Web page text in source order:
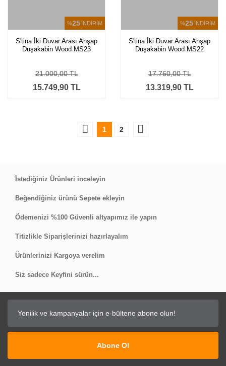
%25 İNDİRİM
S'tina İki Duvar Arası Ahşap
Duşakabin Wood MS23
15.749,90 TL
21.000,00 TL
%25 İNDİRİM
S'tina İki Duvar Arası Ahşap
Duşakabin Wood MS22
13.319,90 TL
17.760,00 TL
1 2
İstediğiniz Ürünleri inceleyin
Beğendiğiniz ürünü Sepete ekleyin
Ödemenizi %100 Güvenli altyapımız ile yapın
Titizlikle Siparişlerinizi hazırlayalım
Ürünlerinizi Kargoya verelim
Siz sadece Keyfini sürün...
Abone Ol